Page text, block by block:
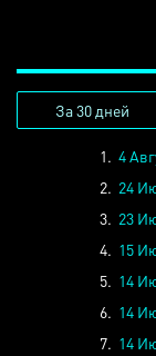
За 30 дней
1. 4
2. 24
3. 23
4. 15
5. 14
6. 14
7. 14